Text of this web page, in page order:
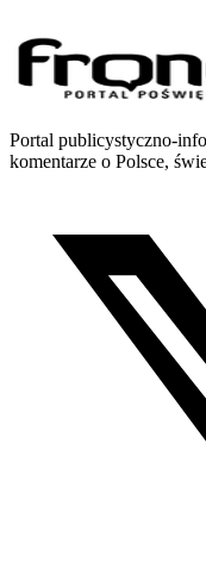
Portal publicystyczno-
komentarze o Polsce,